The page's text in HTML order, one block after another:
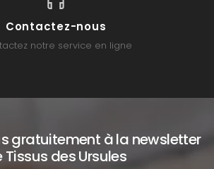
Contactez-nous
notre service en ligne
gratuitement à la newsletter
Tissus des Ursules